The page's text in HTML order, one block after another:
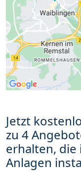
Jetzt
zu 4
erhalten, die
Anlagen